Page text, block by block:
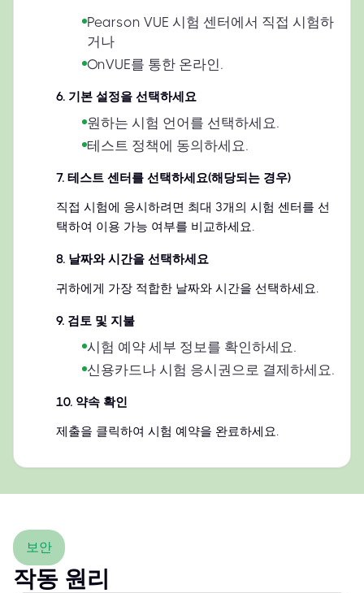
Pearson VUE 시험 센터에서 직접 시험하
거나
OnVUE를 통한 온라인.
6. 기본 설정을 선택하세요
원하는 시험 언어를 선택하세요.
테스트 정책에 동의하세요.
7. 테스트 센터를 선택하세요(해당되는 경우)
직접 시험에 응시하려면 최대 3개의 시험 센터를 선
택하여 이용 가능 여부를 비교하세요.
8. 날짜와 시간을 선택하세요
귀하에게 가장 적합한 날짜와 시간을 선택하세요.
9. 검토 및 지불
시험 예약 세부 정보를 확인하세요.
신용카드나 시험 응시권으로 결제하세요.
10. 약속 확인
제출을 클릭하여 시험 예약을 완료하세요.
보안
작동 원리